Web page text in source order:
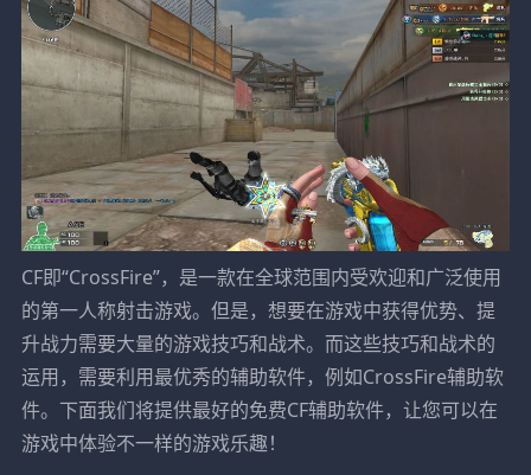
CF即“CrossFire”，是一款在全球范围内受欢迎和广泛使用
的第一人称射击游戏。但是，想要在游戏中获得优势、提
升战力需要大量的游戏技巧和战术。而这些技巧和战术的
运用，需要利用最优秀的辅助软件，例如CrossFire辅助软
件。下面我们将提供最好的免费CF辅助软件，让您可以在
游戏中体验不一样的游戏乐趣！